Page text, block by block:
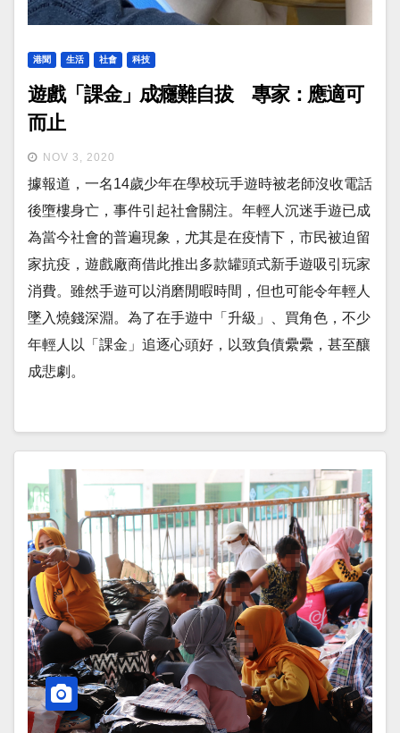
港聞 生活 社會 科技
遊戲「課金」成癮難自拔 專家：應適可
而止
NOV 3, 2020
據報道，一名14歲少年在學校玩手遊時被老師沒收電話
後墮樓身亡，事件引起社會關注。年輕人沉迷手遊已成
為當今社會的普遍現象，尤其是在疫情下，市民被迫留
家抗疫，遊戲廠商借此推出多款罐頭式新手遊吸引玩家
消費。雖然手遊可以消磨閒暇時間，但也可能令年輕人
墜入燒錢深淵。為了在手遊中「升級」、買角色，不少
年輕人以「課金」追逐心頭好，以致負債纍纍，甚至釀
成悲劇。